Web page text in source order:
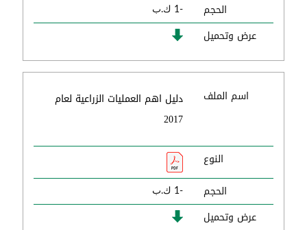
الحجم
-1 ك.ب
عرض وتحميل
اسم الملف
دليل اهم العمليات الزراعية لعام
2017
النوع
الحجم
-1 ك.ب
عرض وتحميل